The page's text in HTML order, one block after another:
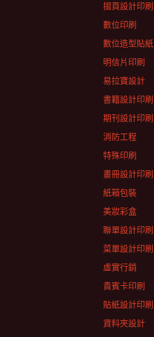
摺頁設計印刷
數位印刷
數位造型貼紙
明信片印刷
易拉寶設計
書籍設計印刷
期刊設計印刷
消防工程
特殊印刷
畫冊設計印刷
紙箱包裝
美妝彩盒
聯單設計印刷
菜單設計印刷
虛實行銷
貴賓卡印刷
貼紙設計印刷
資料夾設計